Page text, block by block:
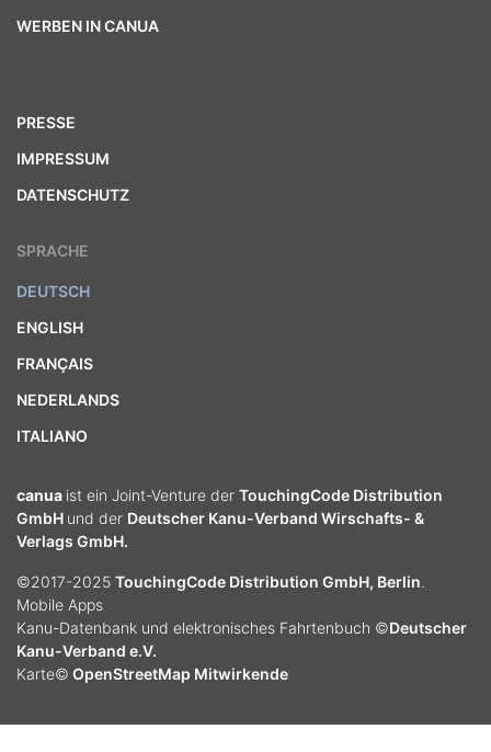
WERBEN IN CANUA
PRESSE
IMPRESSUM
DATENSCHUTZ
SPRACHE
DEUTSCH
ENGLISH
FRANÇAIS
NEDERLANDS
ITALIANO
canua ist ein Joint-Venture der TouchingCode Distribution
GmbH und der Deutscher Kanu-Verband Wirschafts- &
Verlags GmbH.
©2017-2025 TouchingCode Distribution GmbH, Berlin.
Mobile Apps
Kanu-Datenbank und elektronisches Fahrtenbuch ©Deutscher
Kanu-Verband e.V.
Karte© OpenStreetMap Mitwirkende